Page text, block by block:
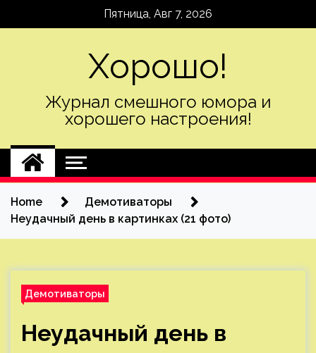
Пятница, Авг 7, 2026
Хорошо!
Журнал смешного юмора и
хорошего настроения!
Home
Демотиваторы
Неудачный день в картинках (21 фото)
Демотиваторы
Неудачный день в